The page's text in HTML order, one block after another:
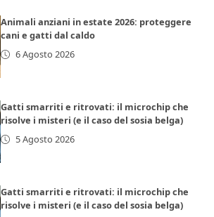
Animali anziani in estate 2026: proteggere
cani e gatti dal caldo
6 Agosto 2026
Gatti smarriti e ritrovati: il microchip che
risolve i misteri (e il caso del sosia belga)
5 Agosto 2026
Gatti smarriti e ritrovati: il microchip che
risolve i misteri (e il caso del sosia belga)